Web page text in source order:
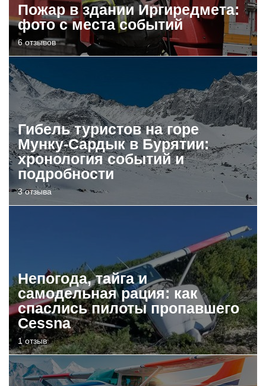
Пожар в здании Иргиредмета:
фото с места событий
6 отзывов
Гибель туристов на горе
Мунку-Сардык в Бурятии:
хронология событий и
подробности
3 отзыва
Непогода, тайга и
самодельная рация: как
спаслись пилоты пропавшего
Cessna
1 отзыв